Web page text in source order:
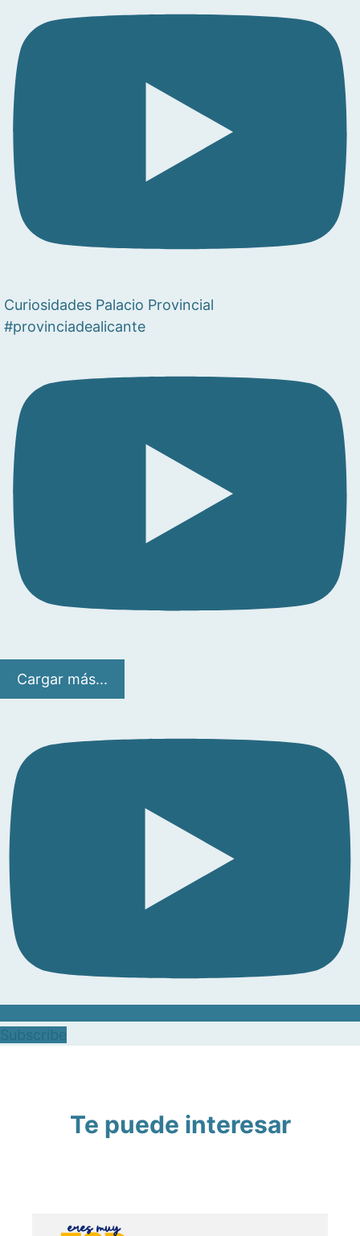
Curiosidades Palacio Provincial
#provinciadealicante
Cargar más...
Te puede interesar